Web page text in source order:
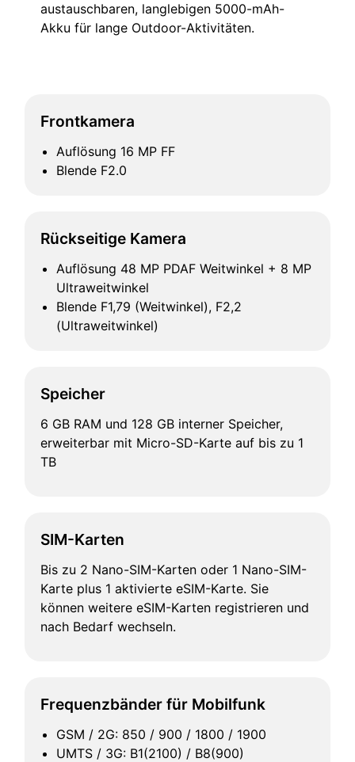
austauschbaren, langlebigen 5000-mAh-
Akku für lange Outdoor-Aktivitäten.
Frontkamera
Auflösung 16 MP FF
Blende F2.0
Rückseitige Kamera
Auflösung 48 MP PDAF Weitwinkel + 8 MP
Ultraweitwinkel
Blende F1,79 (Weitwinkel), F2,2
(Ultraweitwinkel)
Speicher
6 GB RAM und 128 GB interner Speicher,
erweiterbar mit Micro-SD-Karte auf bis zu 1
TB
SIM-Karten
Bis zu 2 Nano-SIM-Karten oder 1 Nano-SIM-
Karte plus 1 aktivierte eSIM-Karte. Sie
können weitere eSIM-Karten registrieren und
nach Bedarf wechseln.
Frequenzbänder für Mobilfunk
GSM / 2G: 850 / 900 / 1800 / 1900
UMTS / 3G: B1(2100) / B8(900)